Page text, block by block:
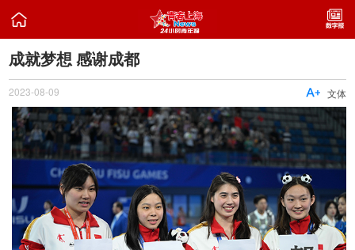

成就梦想 感谢成都
2023-08-09 文体
